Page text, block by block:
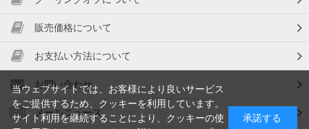
販売価格について
お支払い方法について
お問い合わせ
メールニュース
当ウェブサイトでは、お客様により良いサービス
をご提供するため、クッキーを利用しています。
サイト利用を継続することにより、クッキーの使
承諾する